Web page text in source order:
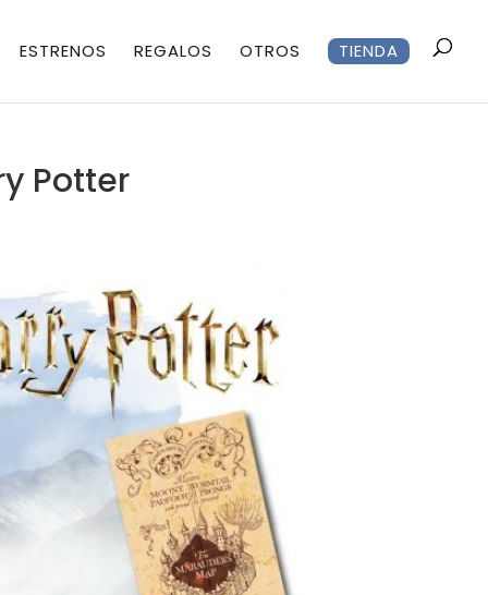
ESTRENOS REGALOS OTROS TIENDA
Potter